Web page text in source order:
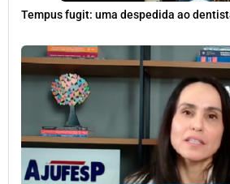
Tempus fugit: uma despedida ao